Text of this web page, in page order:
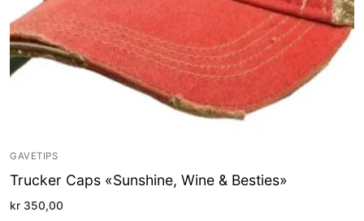
GAVETIPS
Trucker Caps «Sunshine, Wine & Besties»
kr 350,00